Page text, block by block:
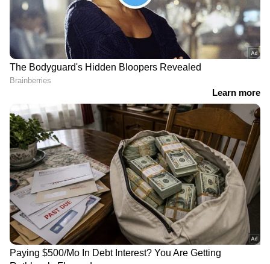
ഷോപ്പിലെ ഉപേക്ഷിക്കപ്പെട്ട
വാഹനങ്ങളിൽ
അരക്കോടിയോളം
രൂപയുടെ നിരോധിത
ലഹരി ഉത്പന്നങ്ങള്‍
വയറ്റിൽ കടുത്ത
നീർക്കെട്ടും
വിശപ്പില്ലായ്മയും;
തിരുവനന്തപുരം
മൃഗശാലയിലെ ബംഗാൾ
കടുവയ്ക്ക് ക്യാൻസർ,
കീമോതെറാപ്പി ആരംഭിച്ചു
ഓപ്പറേഷൻ തൂഫാൻ;
വീട്ടിൽ നിന്ന് 1 കോടി
ആറര മാസമായി ഒളിവിൽ,
റിജിൻ കലൂരിൽ ഉണ്ടെന്ന്